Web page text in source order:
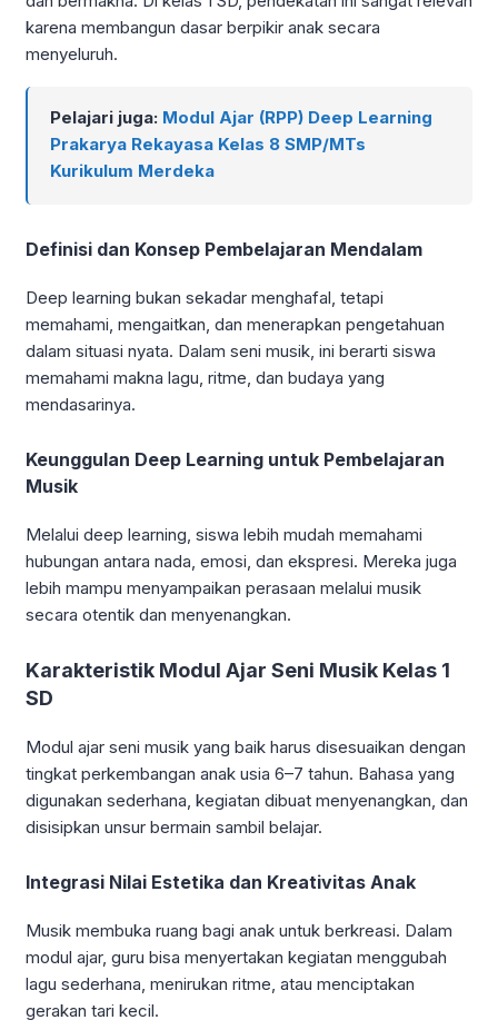
karena membangun dasar berpikir anak secara
menyeluruh.
Pelajari juga: Modul Ajar (RPP) Deep Learning
Prakarya Rekayasa Kelas 8 SMP/MTs
Kurikulum Merdeka
Definisi dan Konsep Pembelajaran Mendalam
Deep learning bukan sekadar menghafal, tetapi
memahami, mengaitkan, dan menerapkan pengetahuan
dalam situasi nyata. Dalam seni musik, ini berarti siswa
memahami makna lagu, ritme, dan budaya yang
mendasarinya.
Keunggulan Deep Learning untuk Pembelajaran
Musik
Melalui deep learning, siswa lebih mudah memahami
hubungan antara nada, emosi, dan ekspresi. Mereka juga
lebih mampu menyampaikan perasaan melalui musik
secara otentik dan menyenangkan.
Karakteristik Modul Ajar Seni Musik Kelas 1
SD
Modul ajar seni musik yang baik harus disesuaikan dengan
tingkat perkembangan anak usia 6–7 tahun. Bahasa yang
digunakan sederhana, kegiatan dibuat menyenangkan, dan
disisipkan unsur bermain sambil belajar.
Integrasi Nilai Estetika dan Kreativitas Anak
Musik membuka ruang bagi anak untuk berkreasi. Dalam
modul ajar, guru bisa menyertakan kegiatan menggubah
lagu sederhana, menirukan ritme, atau menciptakan
gerakan tari kecil.